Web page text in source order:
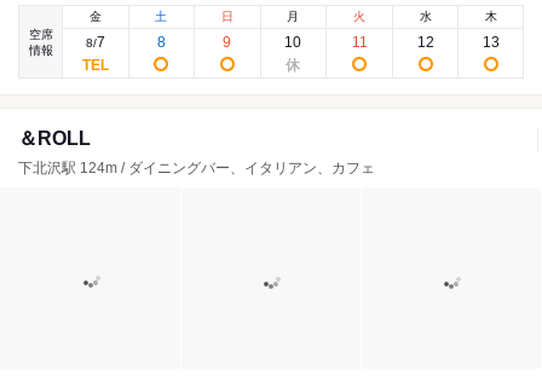
空席
情報
金
8/7
土
8
日
9
月
10
火
11
水
12
木
13
＆ROLL
下北沢駅 124m / ダイニングバー、イタリアン、カフェ